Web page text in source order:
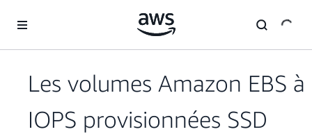
Les volumes Amazon EBS à
IOPS provisionnées SSD